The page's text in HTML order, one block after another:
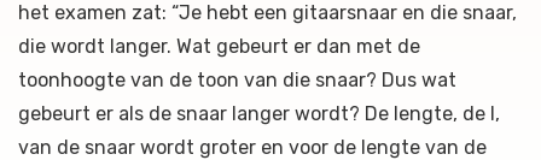
het examen zat: “Je hebt een gitaarsnaar en die snaar,
die wordt langer. Wat gebeurt er dan met de
toonhoogte van de toon van die snaar? Dus wat
gebeurt er als de snaar langer wordt? De lengte, de l,
van de snaar wordt groter en voor de lengte van de